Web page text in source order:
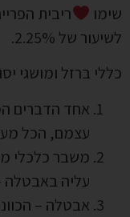
שימו
לשיעור של 2.25%.
כללי ברזל ומושגי
אחד הדברים
עצמם, הכל
משבר כלכלי
עליה באבטלה
אבטלה –